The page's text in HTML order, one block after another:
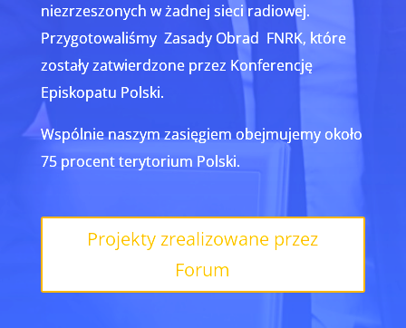
niezrzeszonych w żadnej sieci radiowej.
Przygotowaliśmy Zasady Obrad FNRK, które
zostały zatwierdzone przez Konferencję
Episkopatu Polski.
Wspólnie naszym zasięgiem obejmujemy około
75 procent terytorium Polski.
Projekty zrealizowane przez
Forum